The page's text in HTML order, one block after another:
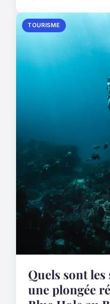
TOURISME
Quels sont
une plongée